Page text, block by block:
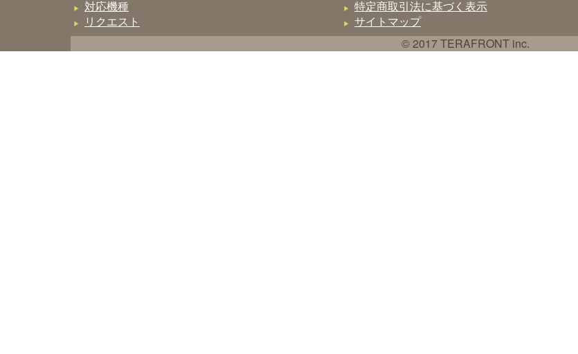
対応機種
特定商取引法に基づく表示
リクエスト
サイトマップ
© 2017 TERAFRONT inc.